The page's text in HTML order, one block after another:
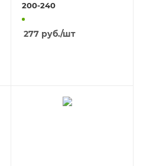
200-240
277руб./шт